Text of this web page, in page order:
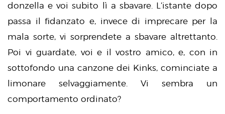
donzella e voi subito lì a sbavare. L’istante dopo
passa il fidanzato e, invece di imprecare per la
mala sorte, vi sorprendete a sbavare altrettanto.
Poi vi guardate, voi e il vostro amico, e, con in
sottofondo una canzone dei Kinks, cominciate a
limonare selvaggiamente. Vi sembra un
comportamento ordinato?